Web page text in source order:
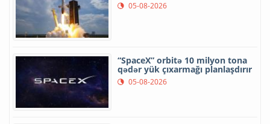
05-08-2026
“SpaceX” orbitə 10 milyon tona
qədər yük çıxarmağı planlaşdırır
05-08-2026